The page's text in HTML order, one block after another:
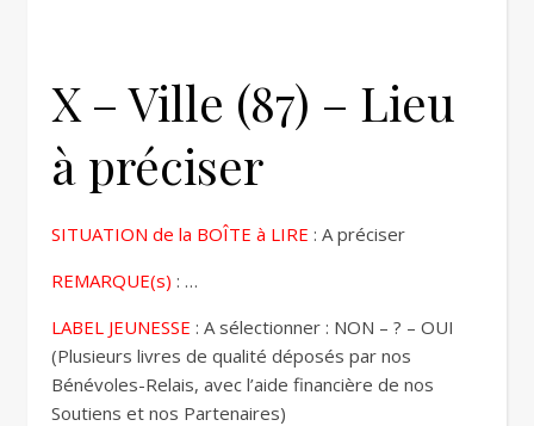
X – Ville (87) – Lieu
à préciser
SITUATION de la BOÎTE à LIRE : A préciser
REMARQUE(s) : …
LABEL JEUNESSE : A sélectionner : NON – ? – OUI
(Plusieurs livres de qualité déposés par nos
Bénévoles-Relais, avec l’aide financière de nos
Soutiens et nos Partenaires)